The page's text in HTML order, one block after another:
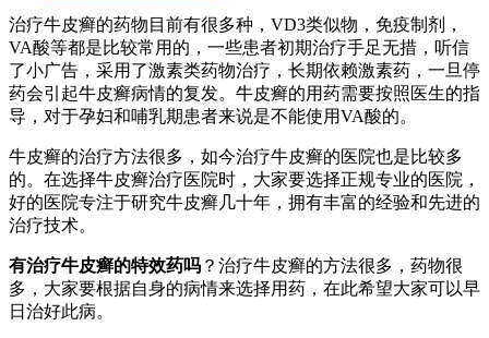
治疗牛皮癣的药物目前有很多种，VD3类似物，免疫制剂，
VA酸等都是比较常用的，一些患者初期治疗手足无措，听信
了小广告，采用了激素类药物治疗，长期依赖激素药，一旦停
药会引起牛皮癣病情的复发。牛皮癣的用药需要按照医生的指
导，对于孕妇和哺乳期患者来说是不能使用VA酸的。
牛皮癣的治疗方法很多，如今治疗牛皮癣的医院也是比较多
的。在选择牛皮癣治疗医院时，大家要选择正规专业的医院，
好的医院专注于研究牛皮癣几十年，拥有丰富的经验和先进的
治疗技术。
有治疗牛皮癣的特效药吗 ？治疗牛皮癣的方法很多，药物很
多，大家要根据自身的病情来选择用药，在此希望大家可以早
日治好此病。